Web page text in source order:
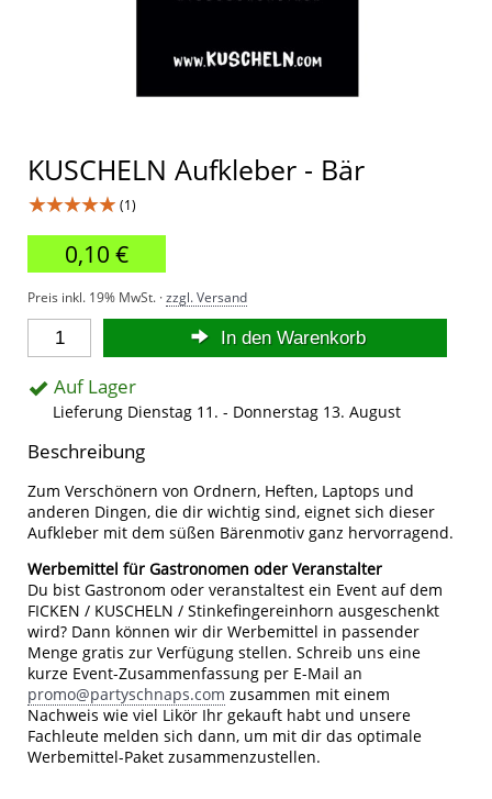
KUSCHELN Aufkleber - Bär
★★★★★ (1)
0,10 €
Preis inkl. 19% MwSt. ·zzgl. Versand
In den Warenkorb
Auf Lager
Lieferung Dienstag 11. - Donnerstag 13. August
Beschreibung
Zum Verschönern von Ordnern, Heften, Laptops und
anderen Dingen, die dir wichtig sind, eignet sich dieser
Aufkleber mit dem süßen Bärenmotiv ganz hervorragend.
Werbemittel für Gastronomen oder Veranstalter
Du bist Gastronom oder veranstaltest ein Event auf dem
FICKEN / KUSCHELN / Stinkefingereinhorn ausgeschenkt
wird? Dann können wir dir Werbemittel in passender
Menge gratis zur Verfügung stellen. Schreib uns eine
kurze Event-Zusammenfassung per E-Mail an
promo@partyschnaps.com zusammen mit einem
Nachweis wie viel Likör Ihr gekauft habt und unsere
Fachleute melden sich dann, um mit dir das optimale
Werbemittel-Paket zusammenzustellen.